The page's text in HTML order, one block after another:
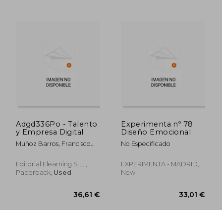
Adgd336Po - Talento
y Empresa Digital
Muñoz Barros, Francisco
Editorial Elearning S.L.,,
Paperback, Used
Experimenta nº 78
Diseño Emocional
No Especificado
EXPERIMENTA - MADRID,
New